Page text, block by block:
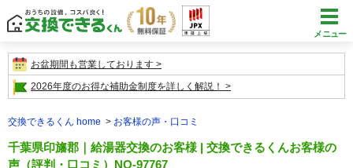
メニュー
お盆期間も営業しております
2026年度のお得な補助金制度を詳しく解説！
交換できるくん home お客様の声・口コミ
千葉県印旛郡｜給湯器交換のお客様 | 交換できるくんお客様の
声（評判・口コミ）NO-97767